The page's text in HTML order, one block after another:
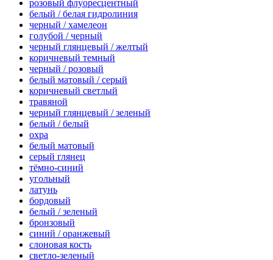
розовый флуоресцентный
белый / белая гидролиния
черный / хамелеон
голубой / черный
черный глянцевый / желтый
коричневый темный
черный / розовый
белый матовый / серый
коричневый светлый
травяной
черный глянцевый / зеленый
белый / белый
охра
белый матовый
серый глянец
тёмно-синий
угольный
латунь
бордовый
белый / зеленый
бронзовый
синий / оранжевый
слоновая кость
светло-зеленый